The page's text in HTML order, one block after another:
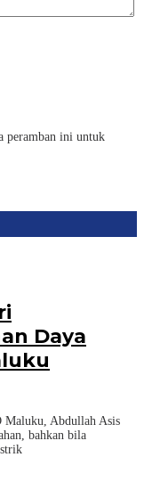
peramban ini untuk
Daya
Abdullah Asis
bahkan bila